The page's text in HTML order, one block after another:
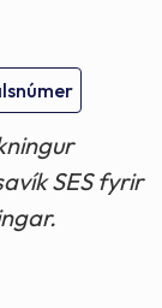
SES fyrir